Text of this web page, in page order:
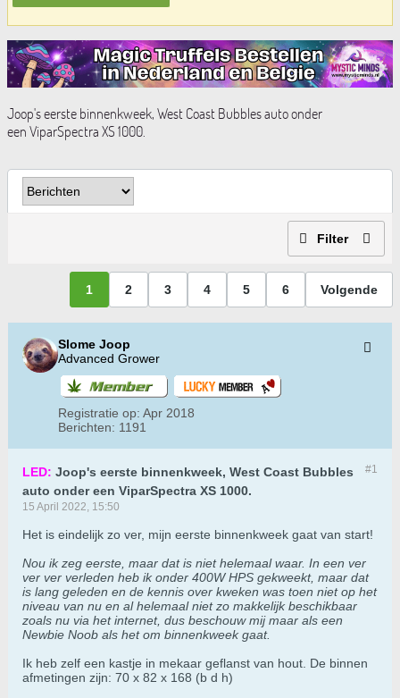
Joop's eerste binnenkweek, West Coast Bubbles auto onder
een ViparSpectra XS 1000.
Filter
1 2 3 4 5 6 Volgende
Slome Joop
Advanced Grower
Registratie op: Apr 2018
Berichten: 1191
#1
LED: Joop's eerste binnenkweek, West Coast Bubbles
auto onder een ViparSpectra XS 1000.
15 April 2022, 15:50
Het is eindelijk zo ver, mijn eerste binnenkweek gaat van start!
Nou ik zeg eerste, maar dat is niet helemaal waar. In een ver
ver ver verleden heb ik onder 400W HPS gekweekt, maar dat
is lang geleden en de kennis over kweken was toen niet op het
niveau van nu en al helemaal niet zo makkelijk beschikbaar
zoals nu via het internet, dus beschouw mij maar als een
Newbie Noob als het om binnenkweek gaat.
Ik heb zelf een kastje in mekaar geflanst van hout. De binnen
afmetingen zijn: 70 x 82 x 168 (b d h)